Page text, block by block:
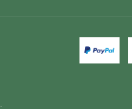
.